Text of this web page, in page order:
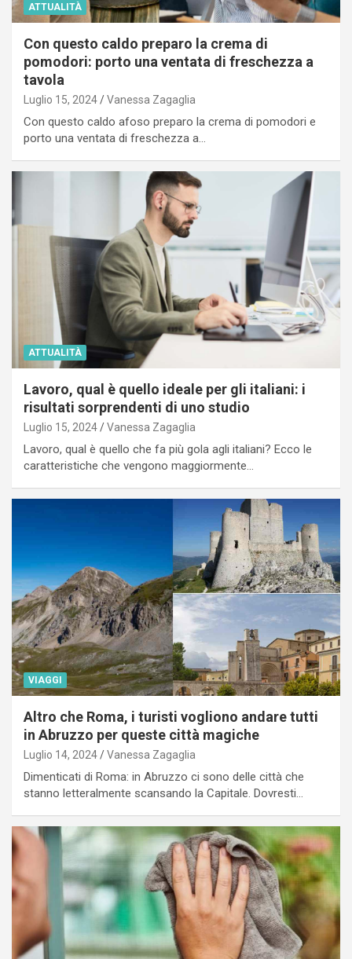
ATTUALITÀ
Con questo caldo preparo la crema di
pomodori: porto una ventata di freschezza a
tavola
Luglio 15, 2024 Vanessa Zagaglia
Con questo caldo afoso preparo la crema di pomodori e
porto una ventata di freschezza a…
ATTUALITÀ
Lavoro, qual è quello ideale per gli italiani: i
risultati sorprendenti di uno studio
Luglio 15, 2024 Vanessa Zagaglia
Lavoro, qual è quello che fa più gola agli italiani? Ecco le
caratteristiche che vengono maggiormente…
VIAGGI
Altro che Roma, i turisti vogliono andare tutti
in Abruzzo per queste città magiche
Luglio 14, 2024 Vanessa Zagaglia
Dimenticati di Roma: in Abruzzo ci sono delle città che
stanno letteralmente scansando la Capitale. Dovresti…